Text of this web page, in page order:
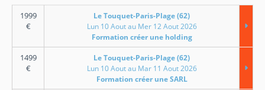
1999
€
Le Touquet-Paris-Plage (62)
Lun 10 Aout au Mer 12 Aout 2026
Formation créer une holding
1499
€
Le Touquet-Paris-Plage (62)
Lun 10 Aout au Mar 11 Aout 2026
Formation créer une SARL